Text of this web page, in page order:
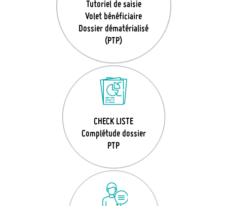
Tutoriel de saisie
Volet bénéficiaire
Dossier dématérialisé
(PTP)
CHECK LISTE
Complétude dossier
PTP